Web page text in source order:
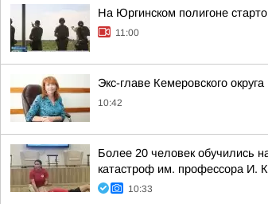
На Юргинском полигоне
11:00
Экс-главе Кемеровского округа
10:42
Более 20 человек обучились
катастроф им. профессора И.
10:33